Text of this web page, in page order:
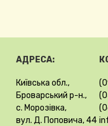
АДРЕСА:
Київська обл.,
Броварський р-н.,
с. Морозівка,
вул. Д. Поповича, 44